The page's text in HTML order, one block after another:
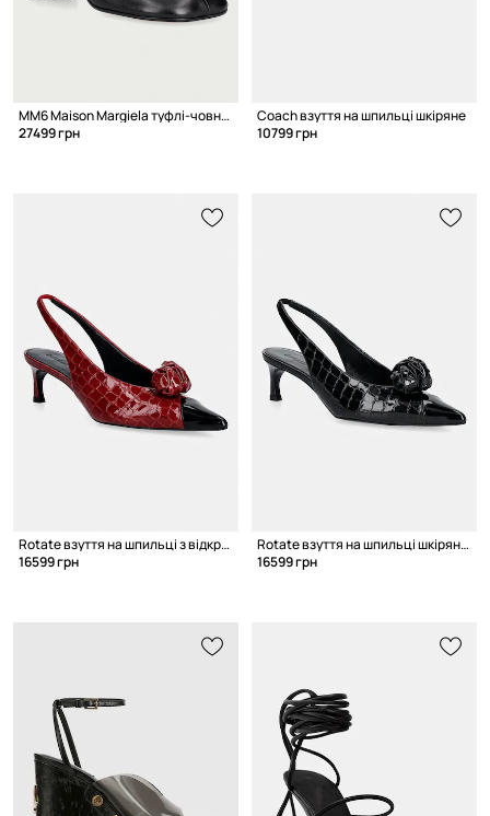
MM6 Maison Margiela туфлі-човники на каблуку жіночі шкіряні
27499 грн
Coach взуття на шпильці шкіряне
10799 грн
Rotate взуття на шпильці з відкритою п'ятою шкіряне
16599 грн
Rotate взуття на шпильці шкіряне
16599 грн